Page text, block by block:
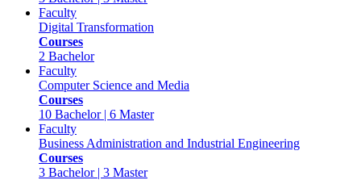
Faculty
Digital Transformation
Courses
2 Bachelor
Faculty
Computer Science and Media
Courses
10 Bachelor | 6 Master
Faculty
Business Administration and Industrial Engineering
Courses
3 Bachelor | 3 Master